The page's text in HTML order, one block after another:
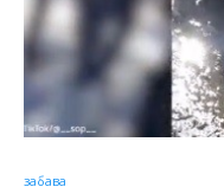
забава